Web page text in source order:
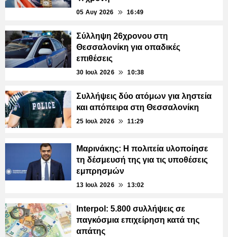
05 Αυγ 2026 16:49
Σύλληψη 26χρονου στη
Θεσσαλονίκη για οπαδικές
επιθέσεις
30 Ιουλ 2026 10:38
Συλλήψεις δύο ατόμων για ληστεία
και απόπειρα στη Θεσσαλονίκη
25 Ιουλ 2026 11:29
Μαρινάκης: Η πολιτεία υλοποίησε
τη δέσμευσή της για τις υποθέσεις
εμπρησμών
13 Ιουλ 2026 13:02
Interpol: 5.800 συλλήψεις σε
παγκόσμια επιχείρηση κατά της
απάτης